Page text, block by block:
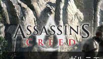
Assassin's Creed Wiki